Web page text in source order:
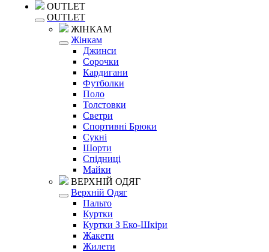
OUTLET
OUTLET
ЖІНКАМ
Жінкам
Джинси
Сорочки
Кардигани
Футболки
Поло
Толстовки
Светри
Спортивні Брюки
Сукні
Шорти
Спідниці
Майки
ВЕРХНІЙ ОДЯГ
Верхній Одяг
Пальто
Куртки
Куртки З Еко-Шкіри
Жакети
Жилети